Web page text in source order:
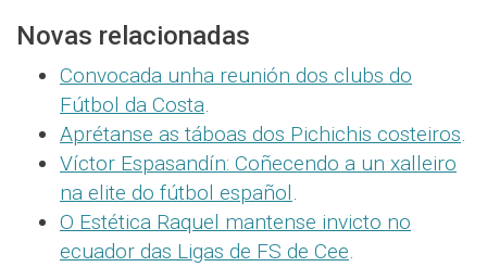
Novas relacionadas
Convocada unha reunión dos clubs do
Fútbol da Costa.
Aprétanse as táboas dos Pichichis costeiros.
Víctor Espasandín: Coñecendo a un xalleiro
na elite do fútbol español.
O Estética Raquel mantense invicto no
ecuador das Ligas de FS de Cee.